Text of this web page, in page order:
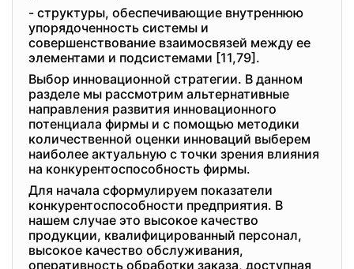
- структуры, обеспечивающие внутреннюю
упорядоченность системы и
совершенствование взаимосвязей между ее
элементами и подсистемами [11,79].
Выбор инновационной стратегии. В данном
разделе мы рассмотрим альтернативные
направления развития инновационного
потенциала фирмы и с помощью методики
количественной оценки инноваций выберем
наиболее актуальную с точки зрения влияния
на конкурентоспособность фирмы.
Для начала сформулируем показатели
конкурентоспособности предприятия. В
нашем случае это высокое качество
продукции, квалифицированный персонал,
высокое качество обслуживания,
оперативность обработки заказа, доступная